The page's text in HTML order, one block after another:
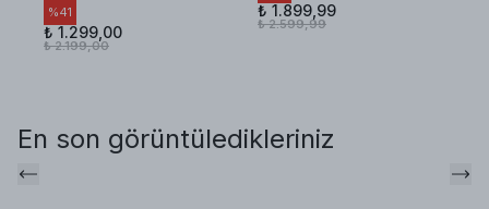
%41
₺ 1.299,00
₺ 2.199,00
₺ 1.899,99
₺ 2.599,99
En son görüntüledikleriniz